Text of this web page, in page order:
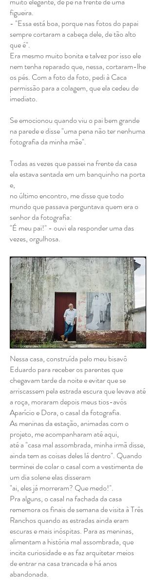
figueira.
- "Essa está boa, porque nas fotos do papai
sempre cortaram a cabeça dele, de tão alto
que é".
Era mesmo muito bonita e talvez por isso ele
nem tenha reparado que, nessa, cortaram-lhe
os pés. Com a foto da foto, pedi à Caca
permissão para a colagem, que ela cedeu de
imediato.
Se emocionou quando viu o pai bem grande
na parede e disse "uma pena não ter nenhuma
fotografia da minha mãe".
Todas as vezes que passei na frente da casa
ela estava sentada em um banquinho na porta
e,
no último encontro, me disse que todo
mundo que passava perguntava quem era o
senhor da fotografia:
"É meu pai!" - ouvi ela responder uma das
vezes, orgulhosa.
Nessa casa, construída pelo meu bisavô
Eduardo para receber os parentes que
chegavam tarde da noite e evitar que se
arriscassem pela estrada escura que levava até
a roça, moraram depois meus tios-avós
Aparício e Dora, o casal da fotografia.
As meninas da estação, animadas com o
projeto, me acompanharam até aqui,
até a "casa mal assombrada, minha irmã disse,
ainda tem as coisas deles lá dentro". Quando
terminei de colar o casal com a vestimenta de
um dia solene elas disseram
"ai, eles já morreram? Que medo!".
Pra alguns, o casal na fachada da casa
rememora os finais de semana de visita à Três
Ranchos quando as estradas ainda eram
escuras e mais inóspitas. Para as meninas,
alimentam a história mal assombrada, que
incita curiosidade e as faz arquitetar meios
de entrar na casa trancada e há anos
abandonada.